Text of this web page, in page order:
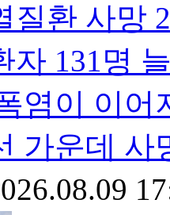
질환 사망
자 131명
염이 이어
가운데 사